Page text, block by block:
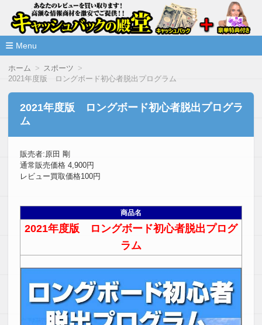
情報商材激安サイト・キャッシ
ュバックの殿堂
高額な情報商材をレビューを買い取ることで激安で購入できま
Menu
ホーム
スポーツ
2021年度版 ロングボード初心者脱出プログラム
2021年度版 ロングボード初心者脱出プログラ
ム
販売者:原田 剛
通常販売価格 4,900円
レビュー買取価格100円
商品名
2021年度版 ロングボード初心者脱出プログ
ラム